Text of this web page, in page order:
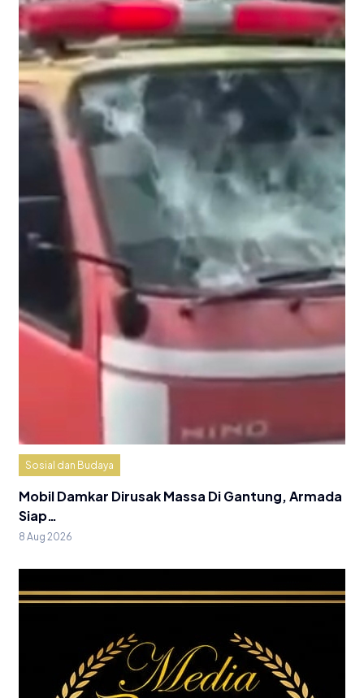
Sosial dan Budaya
Mobil Damkar Dirusak Massa Di Gantung, Armada
Siap…
8 Aug 2026